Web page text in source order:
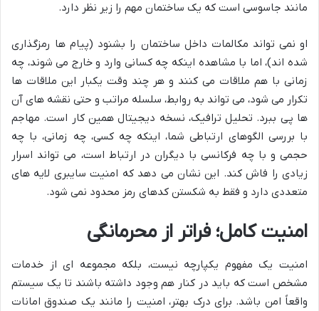
مانند جاسوسی است که یک ساختمان مهم را زیر نظر دارد.
او نمی تواند مکالمات داخل ساختمان را بشنود (پیام ها رمزگذاری
شده اند)، اما با مشاهده اینکه چه کسانی وارد و خارج می شوند، چه
زمانی با هم ملاقات می کنند و هر چند وقت یکبار این ملاقات ها
تکرار می شود، می تواند به روابط، سلسله مراتب و حتی نقشه های آن
ها پی ببرد. تحلیل ترافیک، نسخه دیجیتال همین کار است. مهاجم
با بررسی الگوهای ارتباطی شما، اینکه چه کسی، چه زمانی، با چه
حجمی و با چه فرکانسی با دیگران در ارتباط است، می تواند اسرار
زیادی را فاش کند. این نشان می دهد که امنیت سایبری لایه های
متعددی دارد و فقط به شکستن کدهای رمز محدود نمی شود.
امنیت کامل؛ فراتر از محرمانگی
امنیت یک مفهوم یکپارچه نیست، بلکه مجموعه ای از خدمات
مشخص است که باید در کنار هم وجود داشته باشند تا یک سیستم
واقعاً امن باشد. برای درک بهتر، امنیت را مانند یک صندوق امانات